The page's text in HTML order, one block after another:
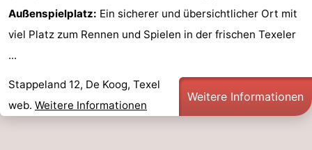
Außenspielplatz: Ein sicherer und übersichtlicher Ort mit
viel Platz zum Rennen und Spielen in der frischen Texeler
...
Stappeland 12, De Koog, Texel
web. Weitere Informationen
Weitere Informationen